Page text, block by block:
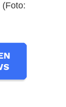
(Foto: